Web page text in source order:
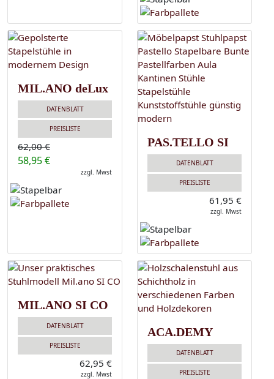
MIL.ANO deLux
DATENBLATT
PREISLISTE
62,00 €
58,95 €
zzgl. Mwst
PAS.TELLO SI
DATENBLATT
PREISLISTE
61,95 €
zzgl. Mwst
MIL.ANO SI CO
DATENBLATT
PREISLISTE
62,95 €
zzgl. Mwst
ACA.DEMY
DATENBLATT
PREISLISTE